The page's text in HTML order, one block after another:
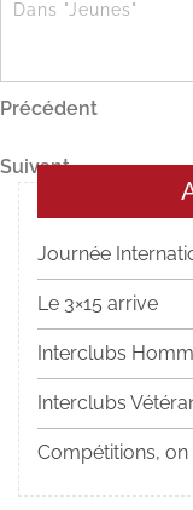
Dans "Jeunes"
Navigation
l’article
Article
Précédent
Article
suivant
Suivant
Journée
Le 3×15 arrive
Interclubs
Interclubs
Compétitions,